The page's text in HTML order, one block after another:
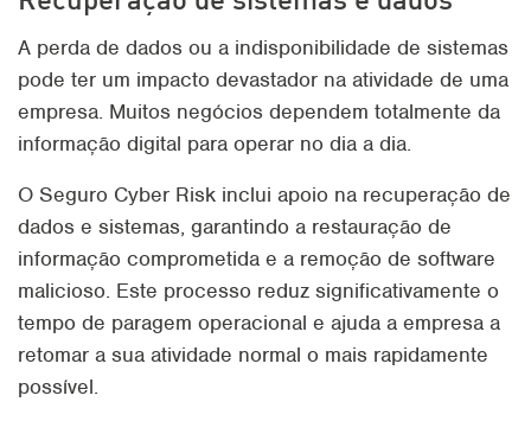
A perda de dados ou a indisponibilidade de sistemas
pode ter um impacto devastador na atividade de uma
empresa. Muitos negócios dependem totalmente da
informação digital para operar no dia a dia.
O Seguro Cyber Risk inclui apoio na recuperação de
dados e sistemas, garantindo a restauração de
informação comprometida e a remoção de software
malicioso. Este processo reduz significativamente o
tempo de paragem operacional e ajuda a empresa a
retomar a sua atividade normal o mais rapidamente
possível.